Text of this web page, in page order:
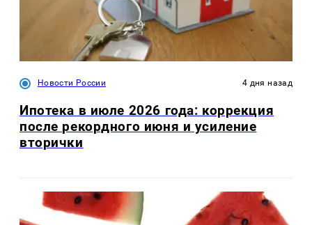
Новости России 4 дня назад
Ипотека в июле 2026 года: коррекция
после рекордного июня и усиление
вторички